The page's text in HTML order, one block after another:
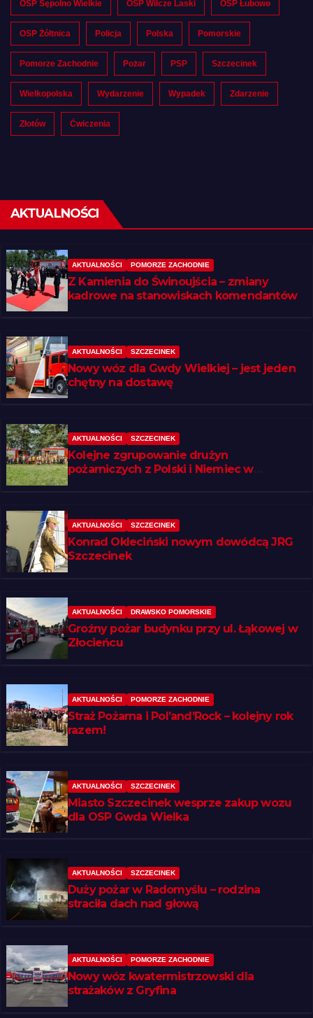
OSP Sępolno Wielkie OSP Wilcze Laski OSP Łubowo
OSP Żółtnica Policja Polska Pomorskie
Pomorze Zachodnie Pożar PSP Szczecinek
Wielkopolska Wydarzenie Wypadek Zdarzenie
Złotów Ćwiczenia
AKTUALNOŚCI
AKTUALNOŚCI POMORZE ZACHODNIE
Z Kamienia do Świnoujścia – zmiany
kadrowe na stanowiskach komendantów
AKTUALNOŚCI SZCZECINEK
Nowy wóz dla Gwdy Wielkiej – jest jeden
chętny na dostawę
AKTUALNOŚCI SZCZECINEK
Kolejne zgrupowanie drużyn
pożarniczych z Polski i Niemiec w
AKTUALNOŚCI SZCZECINEK
Konrad Okleciński nowym dowódcą JRG
Szczecinek
AKTUALNOŚCI DRAWSKO POMORSKIE
Groźny pożar budynku przy ul. Łąkowej w
Złocieńcu
AKTUALNOŚCI POMORZE ZACHODNIE
Straż Pożarna i Pol’and’Rock – kolejny rok
razem!
AKTUALNOŚCI SZCZECINEK
Miasto Szczecinek wesprze zakup wozu
dla OSP Gwda Wielka
AKTUALNOŚCI SZCZECINEK
Duży pożar w Radomyślu – rodzina
straciła dach nad głową
AKTUALNOŚCI POMORZE ZACHODNIE
Nowy wóz kwatermistrzowski dla
strażaków z Gryfina